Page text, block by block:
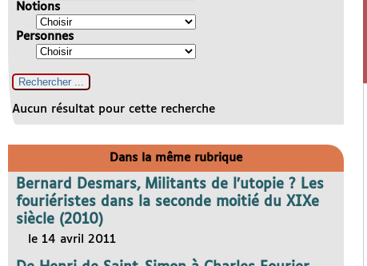
Notions
Personnes
Aucun résultat pour cette recherche
Dans la même rubrique
Bernard Desmars, Militants de l’utopie ? Les
fouriéristes dans la seconde moitié du XIXe
siècle (2010)
le 14 avril 2011